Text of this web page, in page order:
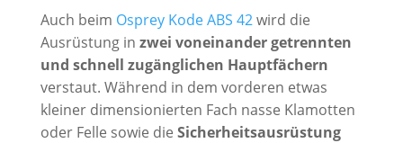
Auch beim Osprey Kode ABS 42wird die
Ausrüstung in zwei voneinander getrennten
und schnell zugänglichen Hauptfächern
verstaut. Während in dem vorderen etwas
kleiner dimensionierten Fach nasse Klamotten
oder Felle sowie die Sicherheitsausrüstung